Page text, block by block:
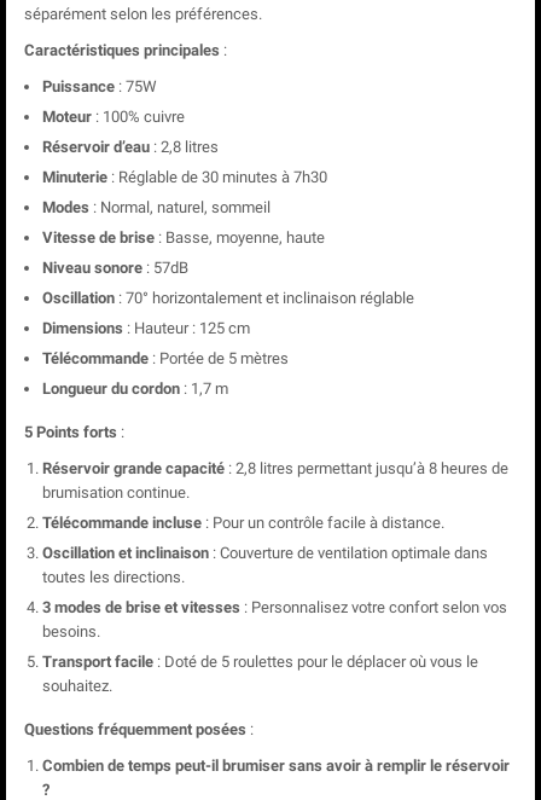
séparément selon les préférences.
Caractéristiques principales :
Puissance : 75W
Moteur : 100% cuivre
Réservoir d’eau : 2,8 litres
Minuterie : Réglable de 30 minutes à 7h30
Modes : Normal, naturel, sommeil
Vitesse de brise : Basse, moyenne, haute
Niveau sonore : 57dB
Oscillation : 70° horizontalement et inclinaison réglable
Dimensions : Hauteur : 125 cm
Télécommande : Portée de 5 mètres
Longueur du cordon : 1,7 m
5 Points forts :
Réservoir grande capacité : 2,8 litres permettant jusqu’à 8 heures de
brumisation continue.
Télécommande incluse : Pour un contrôle facile à distance.
Oscillation et inclinaison : Couverture de ventilation optimale dans
toutes les directions.
3 modes de brise et vitesses : Personnalisez votre confort selon vos
besoins.
Transport facile : Doté de 5 roulettes pour le déplacer où vous le
souhaitez.
Questions fréquemment posées :
Combien de temps peut-il brumiser sans avoir à remplir le réservoir
?